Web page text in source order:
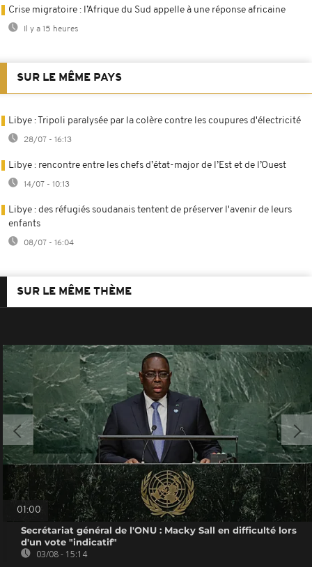
Crise migratoire : l’Afrique du Sud appelle à une réponse africaine
Il y a 15 heures
SUR LE MÊME PAYS
Libye : Tripoli paralysée par la colère contre les coupures d'électricité
28/07 - 16:13
Libye : rencontre entre les chefs d’état-major de l’Est et de l’Ouest
14/07 - 10:13
Libye : des réfugiés soudanais tentent de préserver l'avenir de leurs
enfants
08/07 - 16:04
SUR LE MÊME THÈME
01:00
Secrétariat général de l'ONU : Macky Sall en difficulté lors
d'un vote "indicatif"
03/08 - 15:14